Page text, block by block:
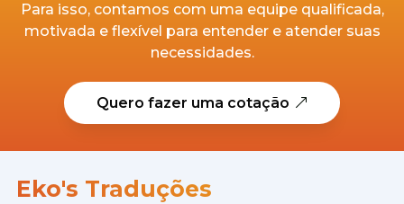
Para isso, contamos com uma equipe qualificada,
motivada e flexível para entender e atender suas
necessidades.
Quero fazer uma cotação
Eko's Traduções